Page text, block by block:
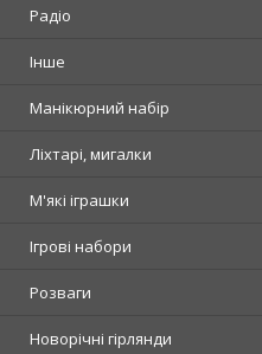
Радіо
Інше
Манікюрний набір
Ліхтарі, мигалки
М'які іграшки
Ігрові набори
Розваги
Новорічні гірлянди